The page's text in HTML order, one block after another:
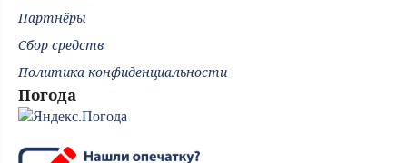
Партнёры
Сбор средств
Политика конфиденциальности
Погода